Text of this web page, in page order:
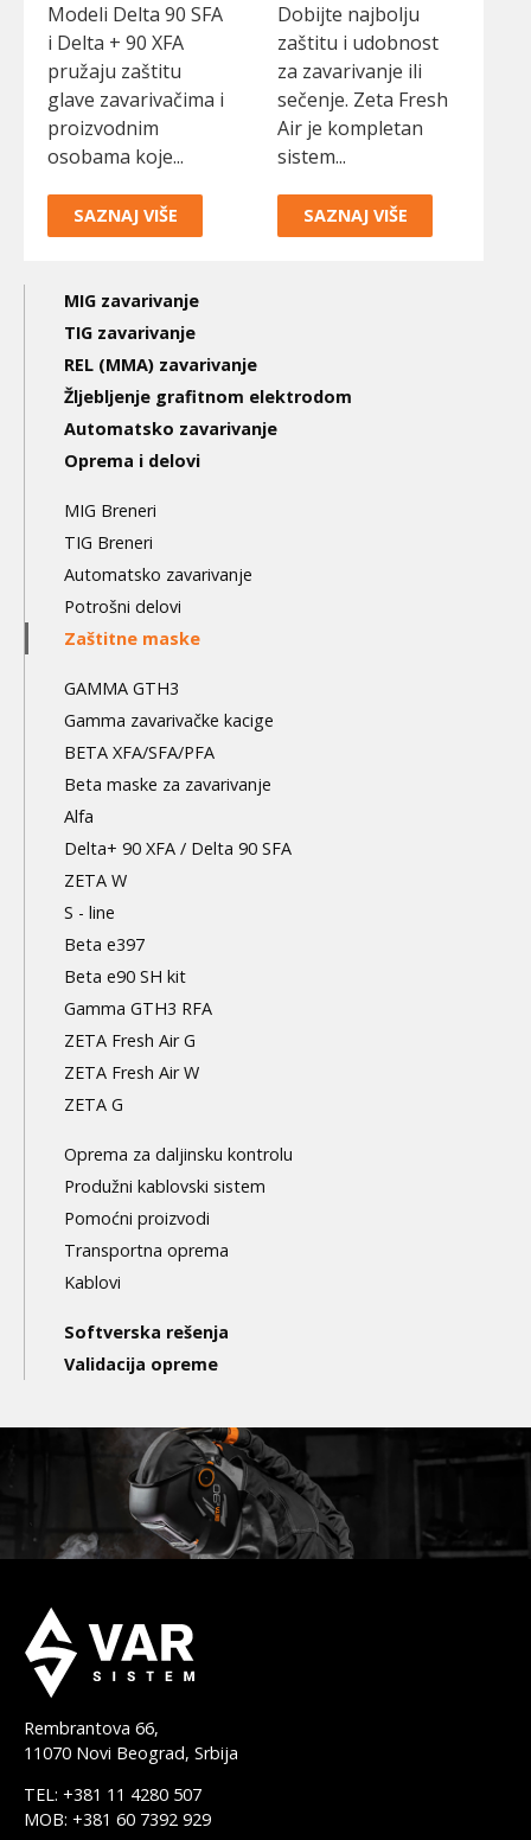
Modeli Delta 90 SFA
i Delta + 90 XFA
pružaju zaštitu
glave zavarivačima i
proizvodnim
osobama koje...
SAZNAJ VIŠE
Dobijte najbolju
zaštitu i udobnost
za zavarivanje ili
sečenje. Zeta Fresh
Air je kompletan
sistem...
SAZNAJ VIŠE
Main
navigation
3nd
level
MIG zavarivanje
TIG zavarivanje
REL (MMA) zavarivanje
Žljebljenje grafitnom elektrodom
Automatsko zavarivanje
Oprema i delovi
MIG Breneri
TIG Breneri
Automatsko zavarivanje
Potrošni delovi
Zaštitne maske
GAMMA GTH3
Gamma zavarivačke kacige
BETA XFA/SFA/PFA
Beta maske za zavarivanje
Alfa
Delta+ 90 XFA / Delta 90 SFA
ZETA W
S - line
Beta e397
Beta e90 SH kit
Gamma GTH3 RFA
ZETA Fresh Air G
ZETA Fresh Air W
ZETA G
Oprema za daljinsku kontrolu
Produžni kablovski sistem
Pomoćni proizvodi
Transportna oprema
Kablovi
Softverska rešenja
Validacija opreme
Rembrantova 66,
11070 Novi Beograd, Srbija
TEL: +381 11 4280 507
MOB: +381 60 7392 929